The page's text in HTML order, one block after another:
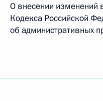
О внесении изменений
Кодекса Российской
об административных